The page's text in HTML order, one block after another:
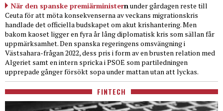
När den spanske premiärministern under gårdagen reste till
Ceuta för att möta konsekvenserna av veckans migrationskris
handlade det officiella budskapet om akut krishantering. Men
bakom kaoset ligger en fyra år lång diplomatisk kris som sällan får
uppmärksamhet. Den spanska regeringens omsvängning i
Västsahara-frågan 2022, dess pris i form av en brusten relation med
Algeriet samt en intern spricka i PSOE som partiledningen
upprepade gånger försökt sopa under mattan utan att lyckas.
FINTECH